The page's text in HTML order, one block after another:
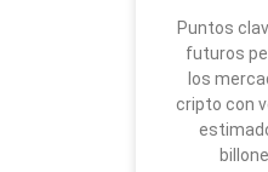
Puntos
futuros
los
cripto con